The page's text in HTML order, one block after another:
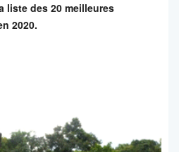
liste des 20 meilleures
2020.